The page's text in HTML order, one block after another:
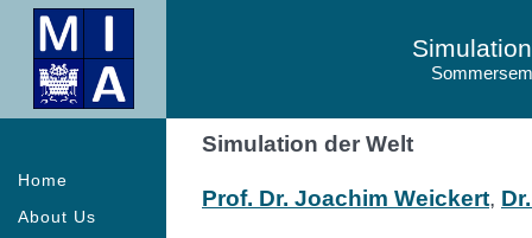
Home
About Us
Simulation der Welt
Prof. Dr. Joachim Weickert,